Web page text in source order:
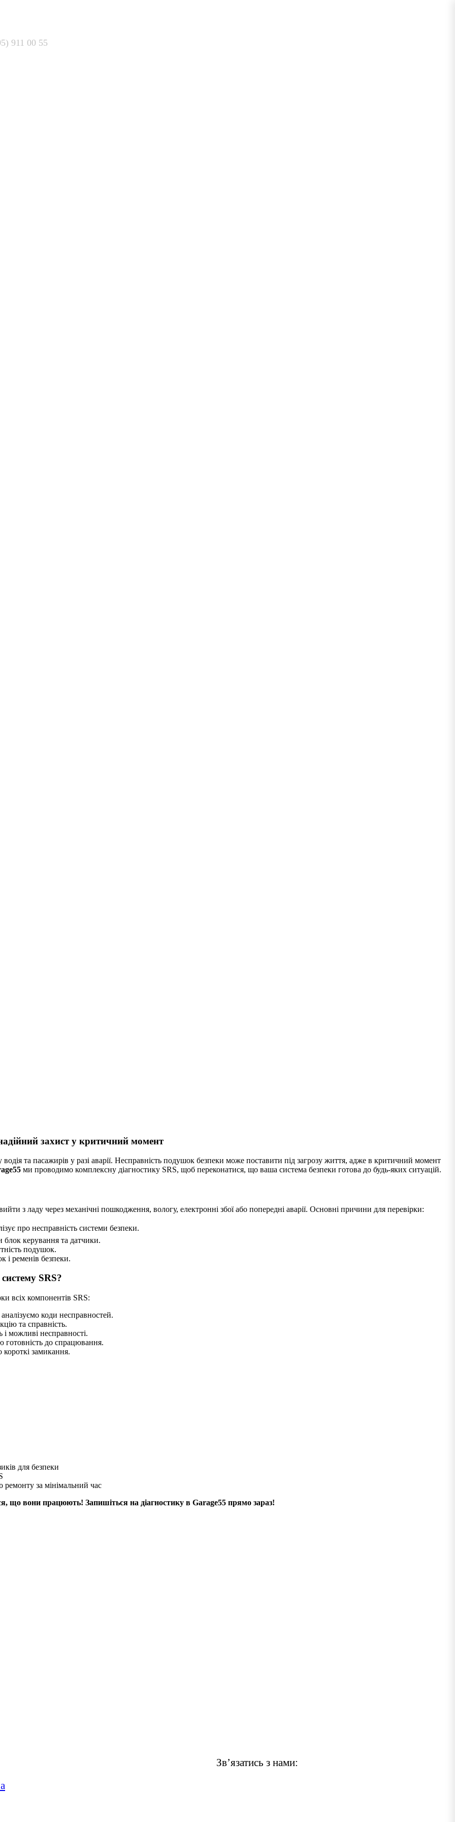
911 00 55
захист у критичний момент
та пасажирів у разі аварії. Несправність подушок безпеки може поставити під загрозу життя, адже в критичний момент
ми проводимо комплексну діагностику SRS, щоб переконатися, що ваша система безпеки готова до будь-яких ситуацій.
з ладу через механічні пошкодження, вологу, електронні збої або попередні аварії. Основні причини для перевірки:
про несправність системи безпеки.
блок керування та датчики.
подушок.
ременів безпеки.
SRS?
всіх компонентів SRS:
коди несправностей.
та справність.
і можливі несправності.
готовність до спрацювання.
замикання.
для безпеки
ремонту за мінімальний час
що вони працюють! Запишіться на діагностику в Garage55 прямо зараз!
Зв’язатись з нами: